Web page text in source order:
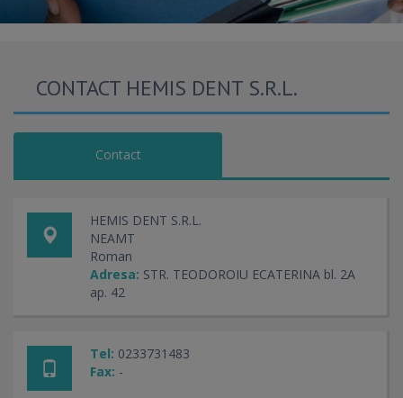
CONTACT HEMIS DENT S.R.L.
Contact
HEMIS DENT S.R.L.
NEAMT
Roman
Adresa: STR. TEODOROIU ECATERINA bl. 2A
ap. 42
Tel: 0233731483
Fax: -